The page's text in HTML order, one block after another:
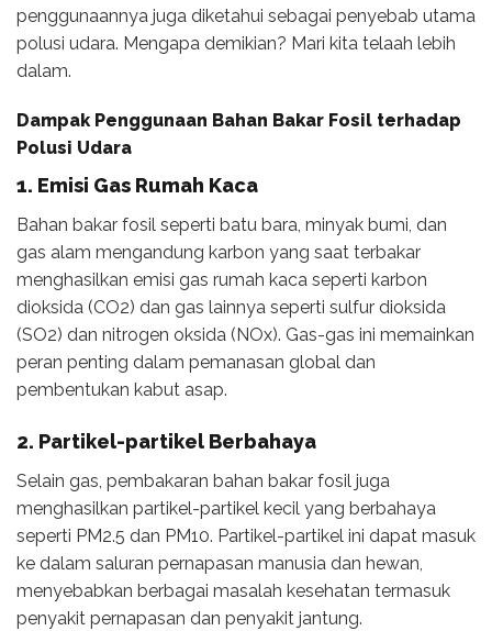
penggunaannya juga diketahui sebagai penyebab utama
polusi udara. Mengapa demikian? Mari kita telaah lebih
dalam.
Dampak Penggunaan Bahan Bakar Fosil terhadap
Polusi Udara
1. Emisi Gas Rumah Kaca
Bahan bakar fosil seperti batu bara, minyak bumi, dan
gas alam mengandung karbon yang saat terbakar
menghasilkan emisi gas rumah kaca seperti karbon
dioksida (CO2) dan gas lainnya seperti sulfur dioksida
(SO2) dan nitrogen oksida (NOx). Gas-gas ini memainkan
peran penting dalam pemanasan global dan
pembentukan kabut asap.
2. Partikel-partikel Berbahaya
Selain gas, pembakaran bahan bakar fosil juga
menghasilkan partikel-partikel kecil yang berbahaya
seperti PM2.5 dan PM10. Partikel-partikel ini dapat masuk
ke dalam saluran pernapasan manusia dan hewan,
menyebabkan berbagai masalah kesehatan termasuk
penyakit pernapasan dan penyakit jantung.